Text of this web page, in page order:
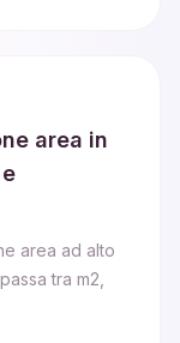
area in
area ad alto
tra m2,